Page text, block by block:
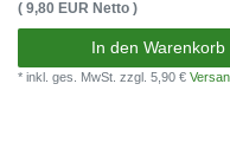
( 9,80 EUR Netto )
In den Warenkorb
* inkl. ges. MwSt.zzgl. 5,90 €